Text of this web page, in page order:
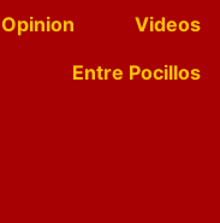
Opinion
Videos
Entre Pocillos